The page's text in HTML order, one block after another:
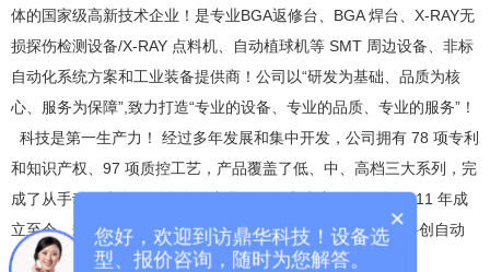
体的国家级高新技术企业！是专业BGA返修台、BGA 焊台、X-RAY无
损探伤检测设备/X-RAY 点料机、自动植球机等 SMT 周边设备、非标
自动化系统方案和工业装备提供商！公司以“研发为基础、品质为核
心、服务为保障”,致力打造“专业的设备、专业的品质、专业的服务”！
科技是第一生产力！ 经过多年发展和集中开发，公司拥有 78 项专利
和知识产权、97 项质控工艺，产品覆盖了低、中、高档三大系列，完
成了从手动、半自动到全自动产品的研发和生产；公司自 2011 年成
立至今，规模不断扩大，现旗下有两大分公司 “深圳市鼎华科创自动
化有限公司”和“深圳市鼎华科创科技有限公司”，均独立核算。
×
您好，欢迎到访鼎华科技！设备选
型、报价咨询，随时为您解答。